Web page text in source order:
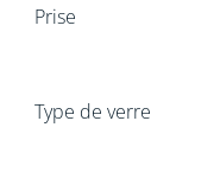
Prise
Type de verre